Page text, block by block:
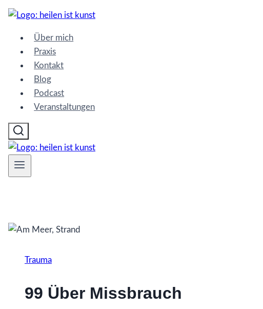
Zum
springen
Über mich
Praxis
Kontakt
Blog
Podcast
Veranstaltungen
Trauma
99 Über Missbrauch